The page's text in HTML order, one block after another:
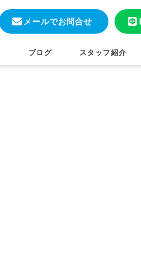
メールでお問合せ
ブログ スタッフ紹介